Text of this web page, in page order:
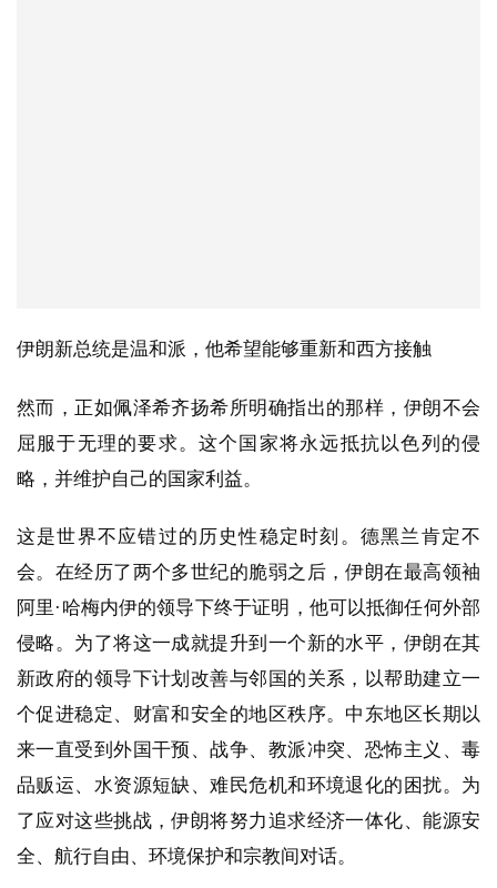
伊朗新总统是温和派，他希望能够重新和西方接触
然而，正如佩泽希齐扬希所明确指出的那样，伊朗不会
屈服于无理的要求。这个国家将永远抵抗以色列的侵
略，并维护自己的国家利益。
这是世界不应错过的历史性稳定时刻。德黑兰肯定不
会。在经历了两个多世纪的脆弱之后，伊朗在最高领袖
阿里·哈梅内伊的领导下终于证明，他可以抵御任何外部
侵略。为了将这一成就提升到一个新的水平，伊朗在其
新政府的领导下计划改善与邻国的关系，以帮助建立一
个促进稳定、财富和安全的地区秩序。中东地区长期以
来一直受到外国干预、战争、教派冲突、恐怖主义、毒
品贩运、水资源短缺、难民危机和环境退化的困扰。为
了应对这些挑战，伊朗将努力追求经济一体化、能源安
全、航行自由、环境保护和宗教间对话。